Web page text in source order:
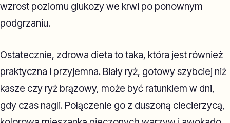
wzrost poziomu glukozy we krwi po ponownym
podgrzaniu.
Ostatecznie, zdrowa dieta to taka, która jest również
praktyczna i przyjemna. Biały ryż, gotowy szybciej niż
kasze czy ryż brązowy, może być ratunkiem w dni,
gdy czas nagli. Połączenie go z duszoną ciecierzycą,